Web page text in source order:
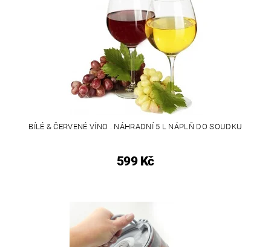
BÍLÉ & ČERVENÉ VÍNO . NÁHRADNÍ 5 L NÁPLŇ DO SOUDKU
599 Kč